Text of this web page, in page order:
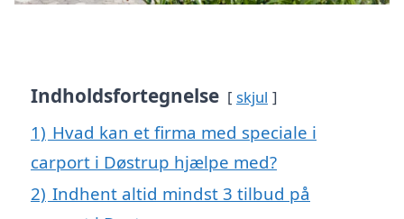
Indholdsfortegnelse skjul
1) Hvad kan et firma med speciale i
carport i Døstrup hjælpe med?
2) Indhent altid mindst 3 tilbud på